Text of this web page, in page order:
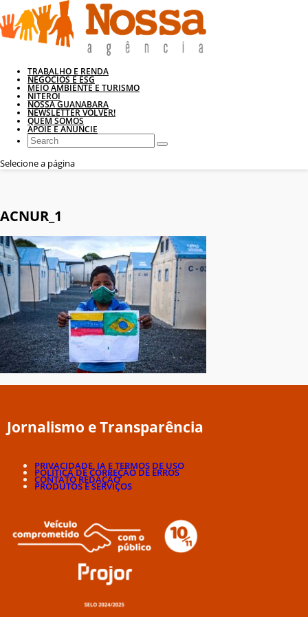
TRABALHO E RENDA
NEGÓCIOS E ESG
MEIO AMBIENTE E TURISMO
NITERÓI
NOSSA GUANABARA
NEWSLETTER VOLVER!
QUEM SOMOS
APOIE E ANUNCIE
Selecione a página
ACNUR_1
Jornalismo e Transparência
PRIVACIDADE, IA E TERMOS DE USO
POLÍTICA DE CORREÇÃO DE ERROS
CONTATO REDAÇÃO
PRODUTOS E SERVIÇOS